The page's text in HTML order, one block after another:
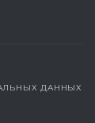
ДАННЫХ